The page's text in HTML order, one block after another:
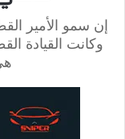
إن سمو الأمير
وكانت القيادة